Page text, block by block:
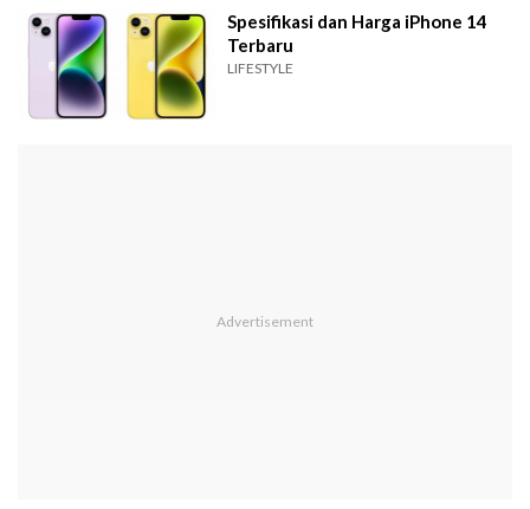
Spesifikasi dan Harga iPhone 14
Terbaru
LIFESTYLE